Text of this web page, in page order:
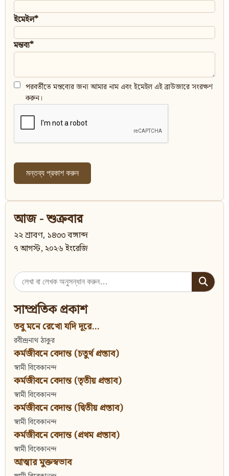
ইমেইল*
মন্তব্য*
পরবর্তীতে মন্তব্যের জন্য আমার নাম এবং ইমেইল এই ব্রাউজারে সংরক্ষণ
করুন।
আজ - শুক্রবার
২২ শ্রাবণ, ১৪৩৩ বঙ্গাব্দ
৭ আগস্ট, ২০২৬ ইংরেজি
Search
for:
সাম্প্রতিক প্রকাশ
তবু মনে রেখো যদি দূরে...
রবীন্দ্রনাথ ঠাকুর
কর্মজীবনে বেদান্ত (চতুর্থ প্রস্তাব)
স্বামী বিবেকানন্দ
কর্মজীবনে বেদান্ত (তৃতীয় প্রস্তাব)
স্বামী বিবেকানন্দ
কর্মজীবনে বেদান্ত (দ্বিতীয় প্রস্তাব)
স্বামী বিবেকানন্দ
কর্মজীবনে বেদান্ত (প্রথম প্রস্তাব)
স্বামী বিবেকানন্দ
আত্মার মুক্তস্বভাব